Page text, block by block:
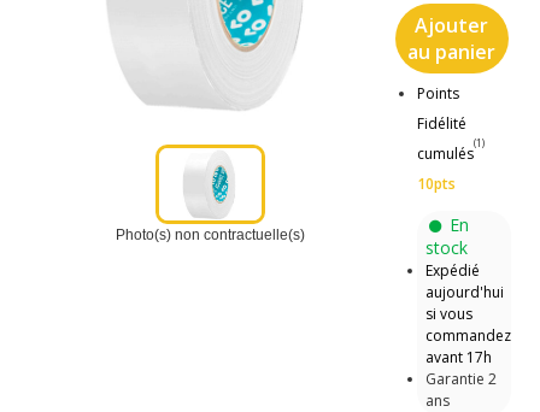
Photo(s) non contractuelle(s)
Ajouter
au panier
Points
Fidélité
cumulés
(1)
10pts
En
stock
Expédié
aujourd'hui
si vous
commandez
avant 17h
Garantie 2
ans